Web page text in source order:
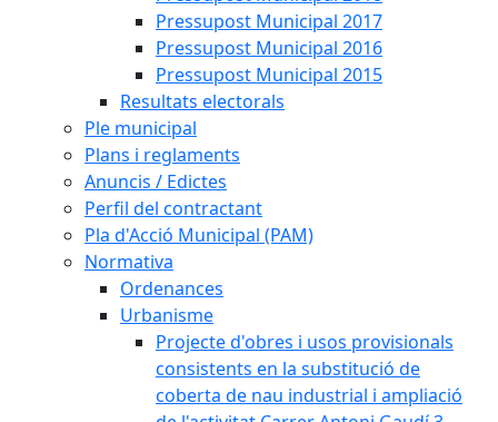
Pressupost Municipal 2017
Pressupost Municipal 2016
Pressupost Municipal 2015
Resultats electorals
Ple municipal
Plans i reglaments
Anuncis / Edictes
Perfil del contractant
Pla d'Acció Municipal (PAM)
Normativa
Ordenances
Urbanisme
Projecte d'obres i usos provisionals
consistents en la substitució de
coberta de nau industrial i ampliació